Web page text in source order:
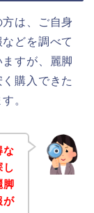
は、ご自身
どを調べて
すが、麗脚
購入できた
。
な
し
脚
が